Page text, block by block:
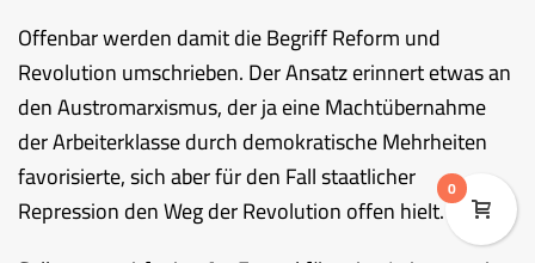
Offenbar werden damit die Begriff Reform und
Revolution umschrieben. Der Ansatz erinnert etwas an
den Austromarxismus, der ja eine Machtübernahme
der Arbeiterklasse durch demokratische Mehrheiten
favorisierte, sich aber für den Fall staatlicher
Repression den Weg der Revolution offen hielt.
0